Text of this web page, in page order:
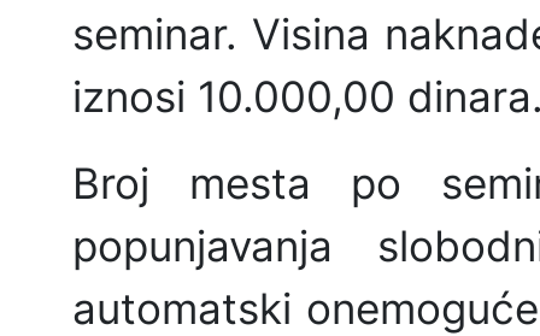
seminar. Visina
iznosi 10.000,00
Broj mesta po
popunjavanja
automatski